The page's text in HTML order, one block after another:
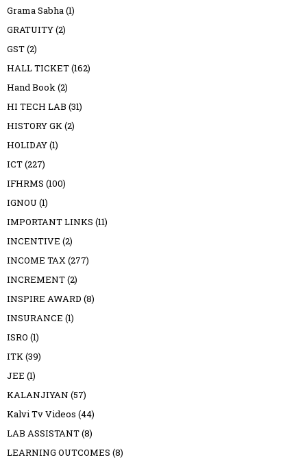
Grama Sabha(1)
GRATUITY(2)
GST(2)
HALL TICKET(162)
Hand Book(2)
HI TECH LAB (31)
HISTORY GK(2)
HOLIDAY(1)
ICT(227)
IFHRMS (100)
IGNOU (1)
IMPORTANT LINKS (11)
INCENTIVE (2)
INCOME TAX(277)
INCREMENT(2)
INSPIRE AWARD (8)
INSURANCE (1)
ISRO (1)
ITK(39)
JEE (1)
KALANJIYAN (57)
Kalvi Tv Videos (44)
LAB ASSISTANT(8)
LEARNING OUTCOMES (8)